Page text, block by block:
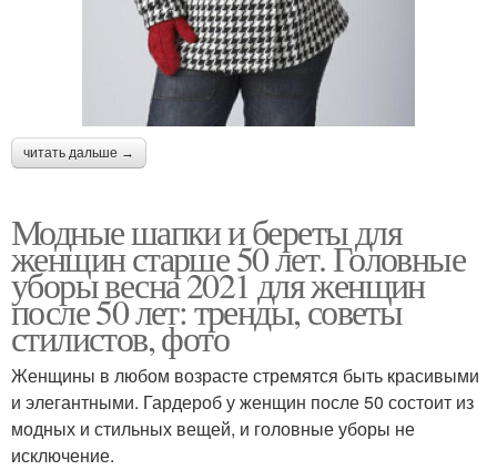
читать дальше →
Модные шапки и береты для
женщин старше 50 лет. Головные
уборы весна 2021 для женщин
после 50 лет: тренды, советы
стилистов, фото
Женщины в любом возрасте стремятся быть красивыми
и элегантными. Гардероб у женщин после 50 состоит из
модных и стильных вещей, и головные уборы не
исключение.